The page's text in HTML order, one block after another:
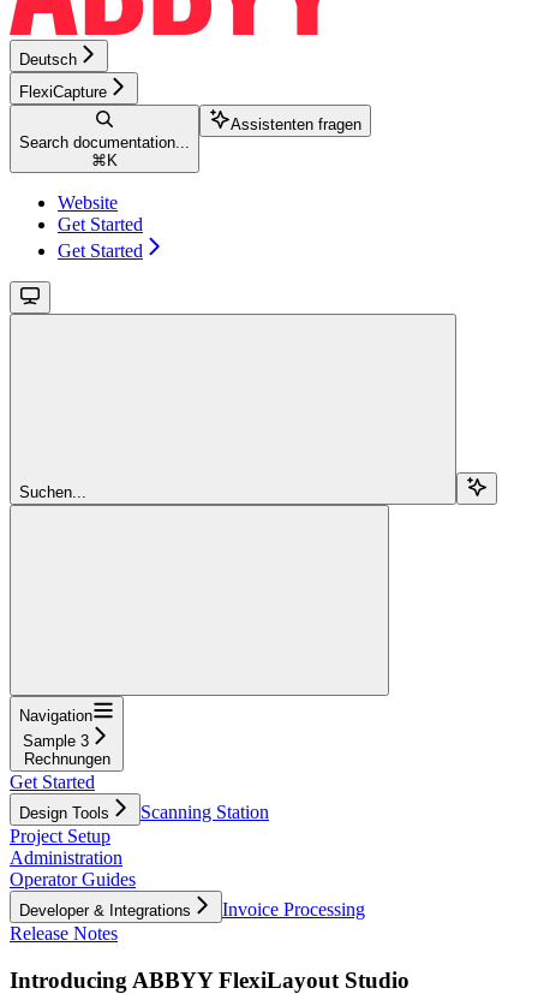
Deutsch
FlexiCapture
Search documentation...
⌘ K
Assistenten fragen
Website
Get Started
Get Started
Suchen...
Navigation
Sample 3
Rechnungen
Get Started
Design Tools
Scanning Station
Project Setup
Administration
Operator Guides
Developer & Integrations
Invoice Processing
Release Notes
Introducing ABBYY FlexiLayout Studio